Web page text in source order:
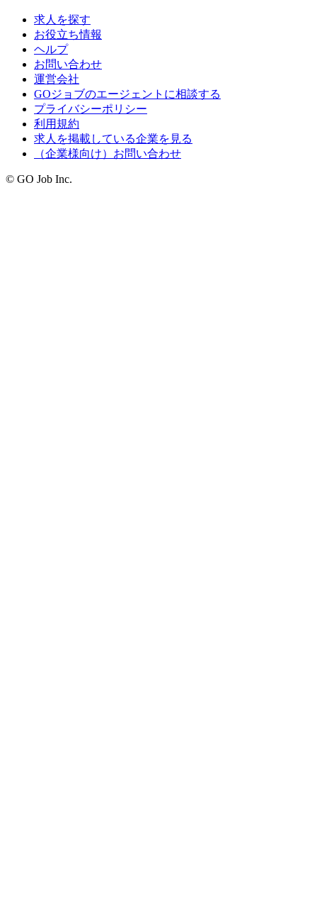
求人を探す
お役立ち情報
ヘルプ
お問い合わせ
運営会社
GOジョブのエージェントに相談する
プライバシーポリシー
利用規約
求人を掲載している企業を見る
（企業様向け）お問い合わせ
© GO Job Inc.